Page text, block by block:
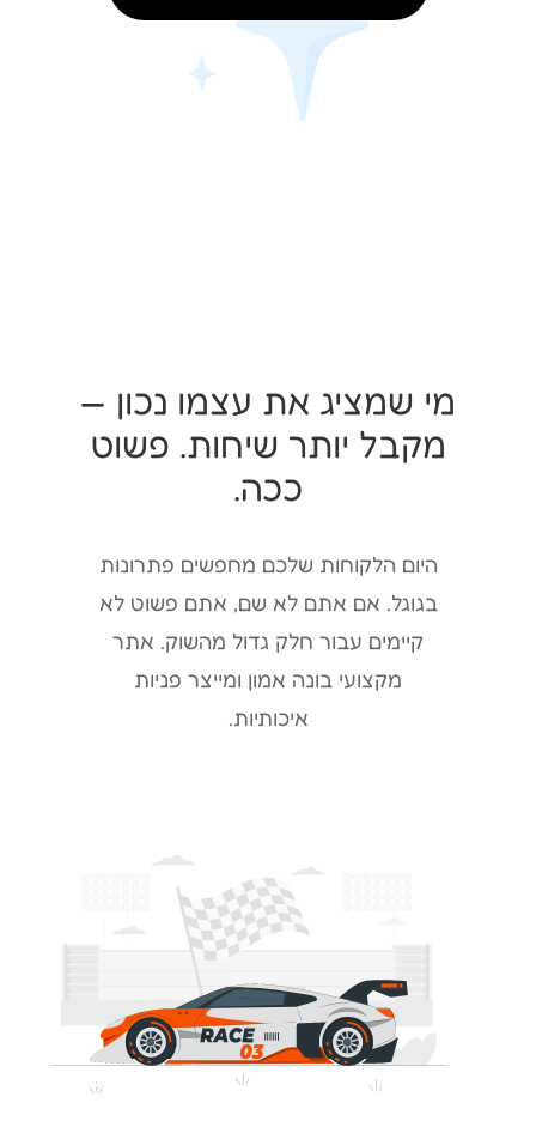
מי שמציג את עצמו נכון —
מקבל יותר שיחות. פשוט
ככה.
היום הלקוחות שלכם מחפשים פתרונות
בגוגל. אם אתם לא שם, אתם פשוט לא
קיימים עבור חלק גדול מהשוק. אתר
מקצועי בונה אמון ומייצר פניות
איכותיות.